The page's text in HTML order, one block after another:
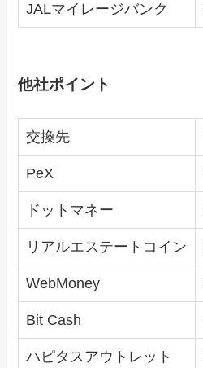
JALマイレージバンク
他社ポイント
交換先
PeX
ドットマネー
リアルエステートコイン
WebMoney
Bit Cash
ハピタスアウトレット